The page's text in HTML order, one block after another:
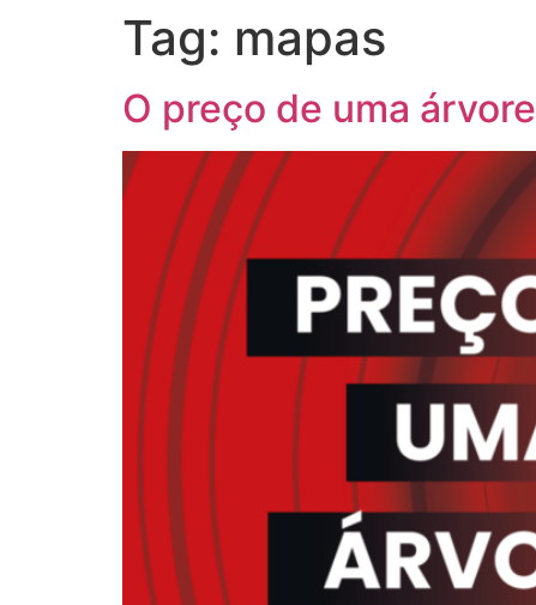
Tag: mapas
O preço de uma árvore